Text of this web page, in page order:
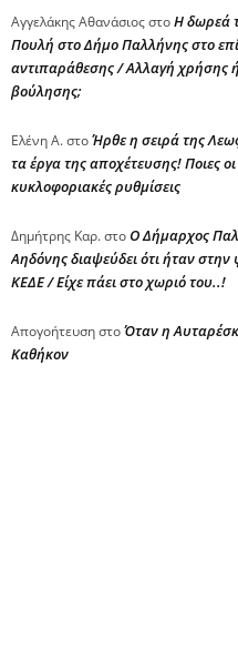
Αγγελάκης ΑθανάσιοςστοΗ δωρεά
Πουλή στο Δήμο Παλλήνης στο
αντιπαράθεσης / Αλλαγή χρήσης
βούλησης;
Ελένη Α.στοΉρθε η σειρά της
τα έργα της αποχέτευσης! Ποιες
κυκλοφοριακές ρυθμίσεις
Δημήτρης Καρ.στοΟ Δήμαρχος
Αηδόνης διαψεύδει ότι ήταν
ΚΕΔΕ / Είχε πάει στο χωριό του..!
ΑπογοήτευσηστοΌταν η
Καθήκον